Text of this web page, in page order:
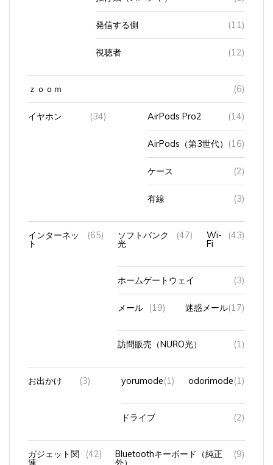
発信する側 (11)
視聴者 (12)
ｚｏｏｍ (6)
イヤホン (34) AirPods Pro2 (14)
AirPods（第3世代）(16)
ケース (2)
有線 (3)
インターネッ
ト
(65) ソフトバンク (47) Wi-
Fi
(43)
ホームゲートウェイ (3)
メール (19) 迷惑メール(17)
訪問販売（NURO光） (1)
お出かけ (3) yorumode(1) odorimode(1)
ドライブ (2)
ガジェット関
連
(42) Bluetoothキーボード（純正
外）
(9)